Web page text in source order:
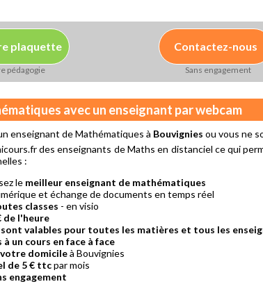
plaquette
pédagogie
Contactez-nous
Sans engagement
avec un enseignant par webcam
enseignant de Mathématiques à Bouvignies ou vous ne
des enseignants de Maths en distanciel ce qui
:
le meilleur enseignant de mathématiques
et échange de documents en temps réel
classes - en visio
de l'heure
sont valables pour toutes les matières et tous les
un cours en face à face
domicileà Bouvignies
de 5 € ttcpar mois
engagement